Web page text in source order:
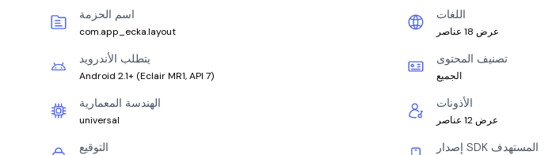
اسم الحزمة
com.app_ecka.layout
اللغات
عرض 18 عناصر
يتطلب الأندرويد
Android 2.1+ (Eclair MR1, API 7)
تصنيف المحتوى
الجميع
الهندسة المعمارية
universal
الأذونات
عرض 12 عناصر
التوقيع إصدار SDK المستهدف